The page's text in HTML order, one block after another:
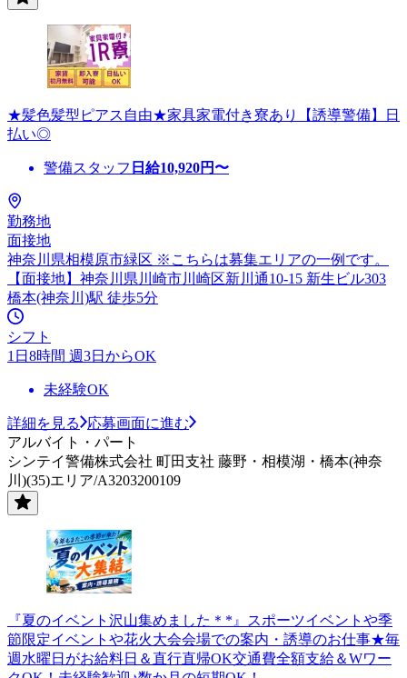
★髪色髪型ピアス自由★家具家電付き寮あり【誘導警備】日
払い◎
警備スタッフ 日給10,920円〜
勤務地
面接地
神奈川県相模原市緑区 ※こちらは募集エリアの一例です。
【面接地】神奈川県川崎市川崎区新川通10-15 新生ビル303
橋本(神奈川)駅 徒歩5分
シフト
1日8時間 週3日からOK
未経験OK
詳細を見る
応募画面に進む
アルバイト・パート
シンテイ警備株式会社 町田支社 藤野・相模湖・橋本(神奈
川)(35)エリア/A3203200109
『夏のイベント沢山集めました＊*』スポーツイベントや季
節限定イベントや花火大会会場での案内・誘導のお仕事★毎
週水曜日がお給料日＆直行直帰OK交通費全額支給＆Wワー